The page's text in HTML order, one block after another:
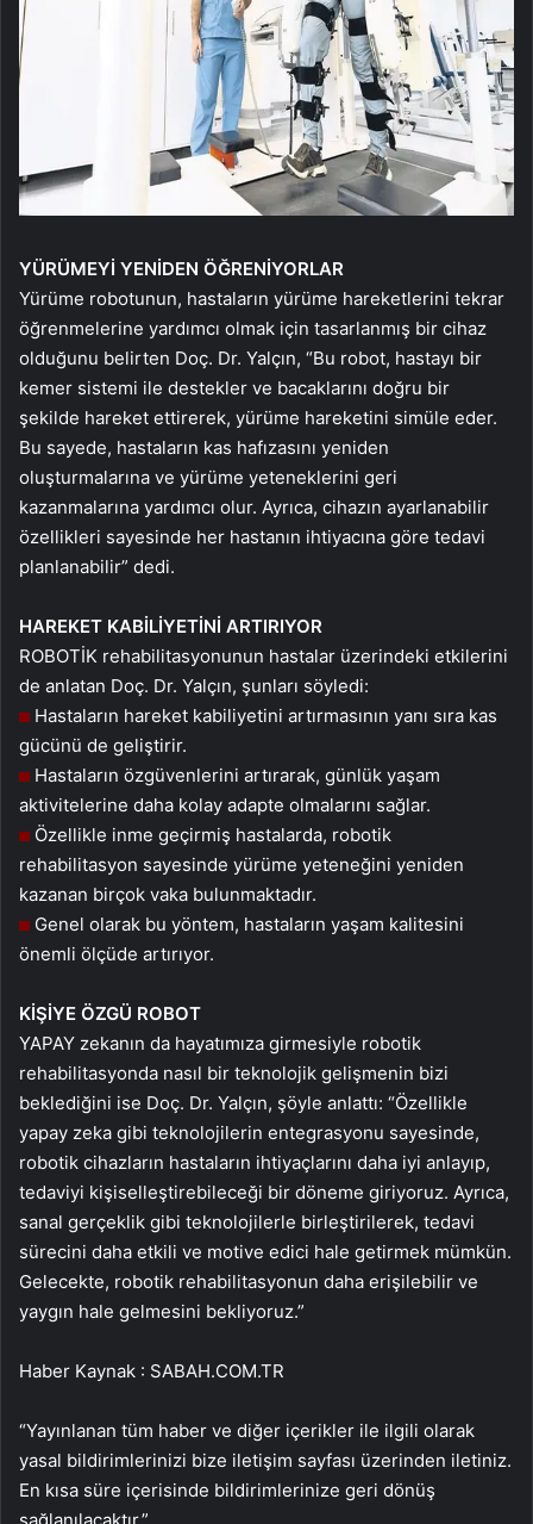
YÜRÜMEYİ YENİDEN ÖĞRENİYORLAR
Yürüme robotunun, hastaların yürüme hareketlerini tekrar
öğrenmelerine yardımcı olmak için tasarlanmış bir cihaz
olduğunu belirten Doç. Dr. Yalçın, “Bu robot, hastayı bir
kemer sistemi ile destekler ve bacaklarını doğru bir
şekilde hareket ettirerek, yürüme hareketini simüle eder.
Bu sayede, hastaların kas hafızasını yeniden
oluşturmalarına ve yürüme yeteneklerini geri
kazanmalarına yardımcı olur. Ayrıca, cihazın ayarlanabilir
özellikleri sayesinde her hastanın ihtiyacına göre tedavi
planlanabilir” dedi.
HAREKET KABİLİYETİNİ ARTIRIYOR
ROBOTİK rehabilitasyonunun hastalar üzerindeki etkilerini
de anlatan Doç. Dr. Yalçın, şunları söyledi:
Hastaların hareket kabiliyetini artırmasının yanı sıra kas
gücünü de geliştirir.
Hastaların özgüvenlerini artırarak, günlük yaşam
aktivitelerine daha kolay adapte olmalarını sağlar.
Özellikle inme geçirmiş hastalarda, robotik
rehabilitasyon sayesinde yürüme yeteneğini yeniden
kazanan birçok vaka bulunmaktadır.
Genel olarak bu yöntem, hastaların yaşam kalitesini
önemli ölçüde artırıyor.
KİŞİYE ÖZGÜ ROBOT
YAPAY zekanın da hayatımıza girmesiyle robotik
rehabilitasyonda nasıl bir teknolojik gelişmenin bizi
beklediğini ise Doç. Dr. Yalçın, şöyle anlattı: “Özellikle
yapay zeka gibi teknolojilerin entegrasyonu sayesinde,
robotik cihazların hastaların ihtiyaçlarını daha iyi anlayıp,
tedaviyi kişiselleştirebileceği bir döneme giriyoruz. Ayrıca,
sanal gerçeklik gibi teknolojilerle birleştirilerek, tedavi
sürecini daha etkili ve motive edici hale getirmek mümkün.
Gelecekte, robotik rehabilitasyonun daha erişilebilir ve
yaygın hale gelmesini bekliyoruz.”
Haber Kaynak : SABAH.COM.TR
“Yayınlanan tüm haber ve diğer içerikler ile ilgili olarak
yasal bildirimlerinizi bize iletişim sayfası üzerinden iletiniz.
En kısa süre içerisinde bildirimlerinize geri dönüş